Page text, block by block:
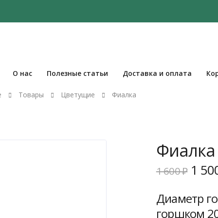
О нас Полезные статьи Доставка и оплата
Товары Цветущие Фиалка
Фиалка
1 600₽
1
1
Диаметр
горшком